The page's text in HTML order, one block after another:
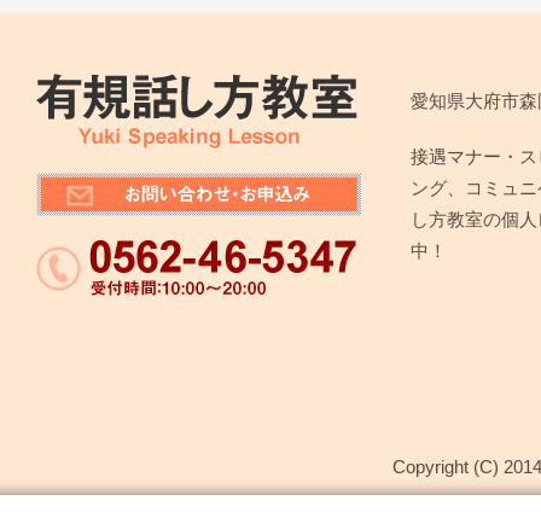
愛知県大府市
接遇マナー・
ング、コミュ
し方教室の個
中！
Copyright (C)